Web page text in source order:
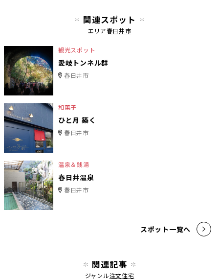
関連スポット
エリア春日井市
観光スポット
愛岐トンネル群
春日井市
和菓子
ひと月 築く
春日井市
温泉＆銭湯
春日井温泉
春日井市
スポット一覧へ
関連記事
ジャンル注文住宅